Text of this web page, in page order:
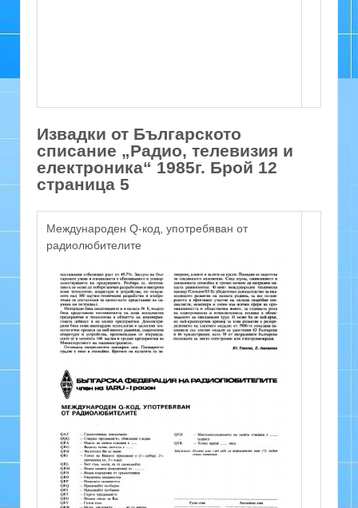
Извадки от Българското
списание „Радио, телевизия и
електроника“ 1985г. Брой 12
страница 5
Международен Q-код, употребяван от
радиолюбителите